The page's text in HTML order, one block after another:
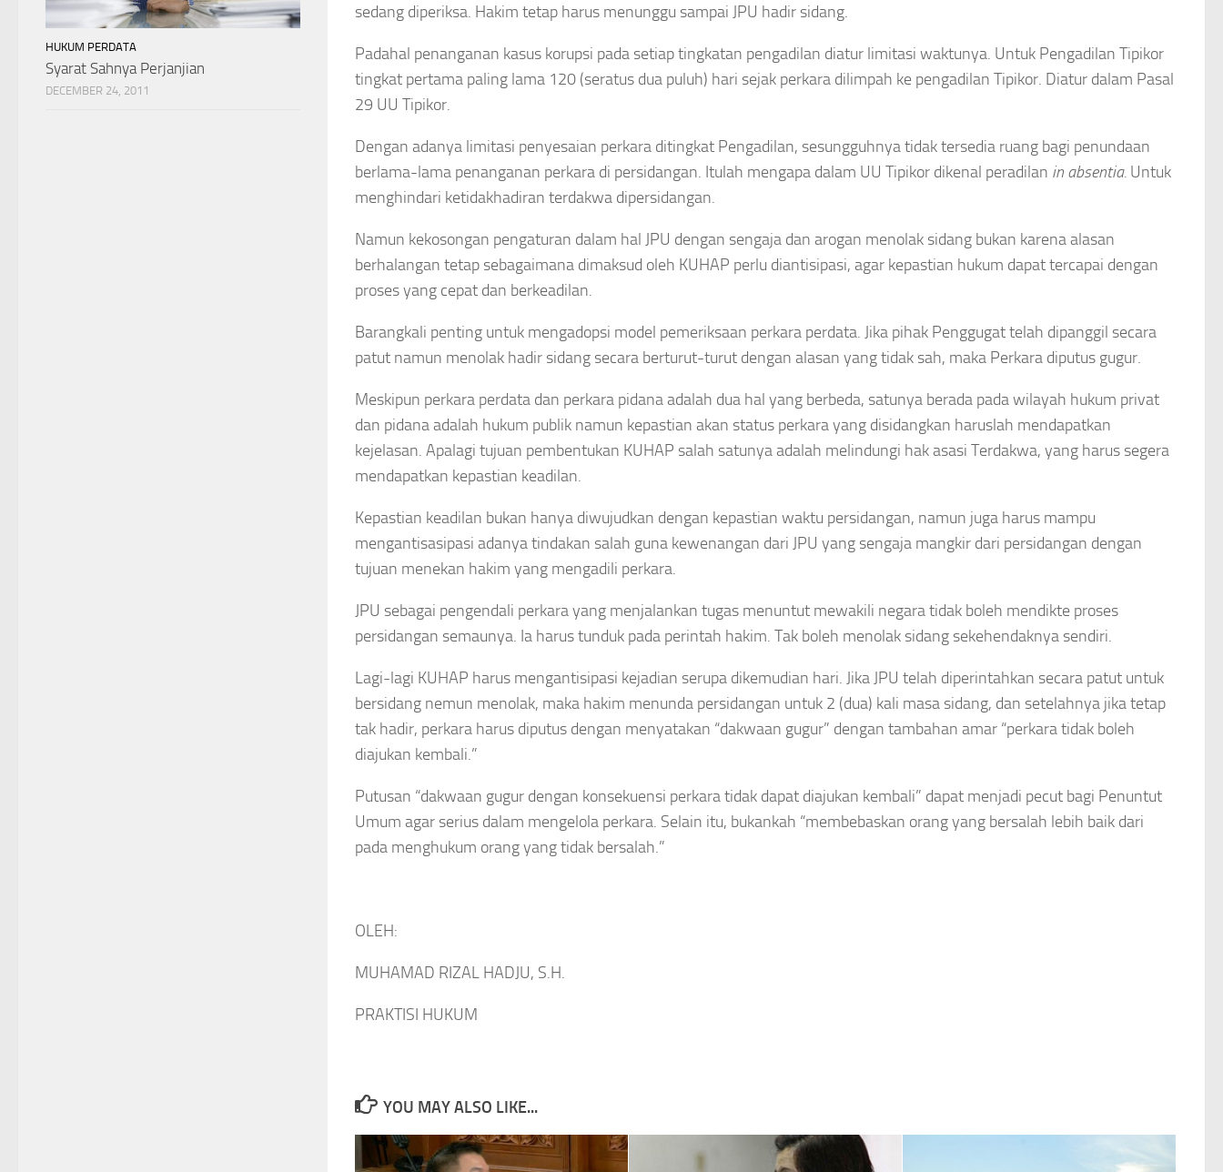
sedang diperiksa. Hakim tetap harus menunggu sampai JPU hadir sidang.
Padahal penanganan kasus korupsi pada setiap tingkatan pengadilan diatur limitasi waktunya. Untuk Pengadilan Tipikor
tingkat pertama paling lama 120 (seratus dua puluh) hari sejak perkara dilimpah ke pengadilan Tipikor. Diatur dalam Pasal
29 UU Tipikor.
Dengan adanya limitasi penyesaian perkara ditingkat Pengadilan, sesungguhnya tidak tersedia ruang bagi penundaan
berlama-lama penanganan perkara di persidangan. Itulah mengapa dalam UU Tipikor dikenal peradilan in absentia. Untuk
menghindari ketidakhadiran terdakwa dipersidangan.
Namun kekosongan pengaturan dalam hal JPU dengan sengaja dan arogan menolak sidang bukan karena alasan
berhalangan tetap sebagaimana dimaksud oleh KUHAP perlu diantisipasi, agar kepastian hukum dapat tercapai dengan
proses yang cepat dan berkeadilan.
Barangkali penting untuk mengadopsi model pemeriksaan perkara perdata. Jika pihak Penggugat telah dipanggil secara
patut namun menolak hadir sidang secara berturut-turut dengan alasan yang tidak sah, maka Perkara diputus gugur.
Meskipun perkara perdata dan perkara pidana adalah dua hal yang berbeda, satunya berada pada wilayah hukum privat
dan pidana adalah hukum publik namun kepastian akan status perkara yang disidangkan haruslah mendapatkan
kejelasan. Apalagi tujuan pembentukan KUHAP salah satunya adalah melindungi hak asasi Terdakwa, yang harus segera
mendapatkan kepastian keadilan.
Kepastian keadilan bukan hanya diwujudkan dengan kepastian waktu persidangan, namun juga harus mampu
mengantisasipasi adanya tindakan salah guna kewenangan dari JPU yang sengaja mangkir dari persidangan dengan
tujuan menekan hakim yang mengadili perkara.
JPU sebagai pengendali perkara yang menjalankan tugas menuntut mewakili negara tidak boleh mendikte proses
persidangan semaunya. Ia harus tunduk pada perintah hakim. Tak boleh menolak sidang sekehendaknya sendiri.
Lagi-lagi KUHAP harus mengantisipasi kejadian serupa dikemudian hari. Jika JPU telah diperintahkan secara patut untuk
bersidang nemun menolak, maka hakim menunda persidangan untuk 2 (dua) kali masa sidang, dan setelahnya jika tetap
tak hadir, perkara harus diputus dengan menyatakan “dakwaan gugur” dengan tambahan amar “perkara tidak boleh
diajukan kembali.”
Putusan “dakwaan gugur dengan konsekuensi perkara tidak dapat diajukan kembali” dapat menjadi pecut bagi Penuntut
Umum agar serius dalam mengelola perkara. Selain itu, bukankah “membebaskan orang yang bersalah lebih baik dari
pada menghukum orang yang tidak bersalah.”
OLEH:
MUHAMAD RIZAL HADJU, S.H.
PRAKTISI HUKUM
YOU MAY ALSO LIKE...
HUKUM PERDATA
Syarat Sahnya Perjanjian
DECEMBER 24, 2011